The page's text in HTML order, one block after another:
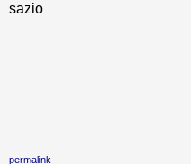
sazio
permalink